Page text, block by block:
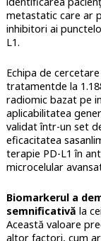
metastatic care ar
inhibitori ai
L1.
Echipa de
tratamentde la
radiomic bazat pe
aplicabilitatea
validat într-un set
eficacitatea
terapie PD-L1 în
microcelular
Biomarkerul a
semnificativă la
Această valoare
altor factori, cum